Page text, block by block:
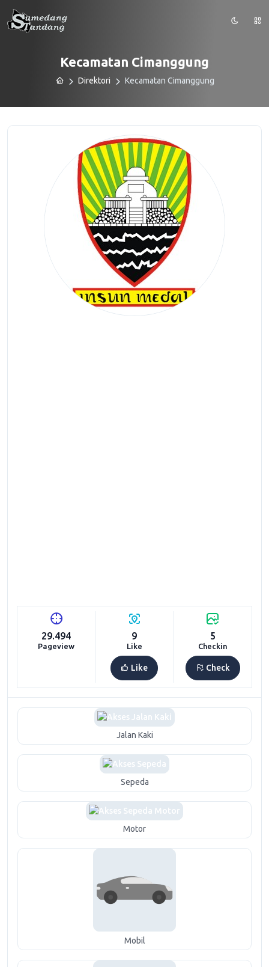
Kecamatan Cimanggung
Direktori Kecamatan Cimanggung
29.494
Pageview
9
Like
Like
5
Checkin
Check
Jalan Kaki
Sepeda
Motor
Mobil